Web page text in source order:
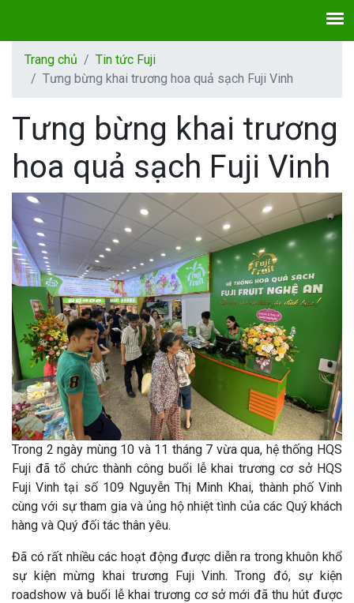
Trang chủ
Tin tức Fuji
Tưng bừng khai trương hoa quả sạch Fuji Vinh
Tưng bừng khai trương
hoa quả sạch Fuji Vinh
Trong 2 ngày mùng 10 và 11 tháng 7 vừa qua, hệ thống HQS
Fuji đã tổ chức thành công buổi lễ khai trương cơ sở HQS
Fuji Vinh tại số 109 Nguyễn Thị Minh Khai, thành phố Vinh
cùng với sự tham gia và ủng hộ nhiệt tình của các Quý khách
hàng và Quý đối tác thân yêu.
Đã có rất nhiều các hoạt động được diễn ra trong khuôn khổ
sự kiện mừng khai trương Fuji Vinh. Trong đó, sự kiện
roadshow và buổi lễ khai trương cơ sở mới đã thu hút được